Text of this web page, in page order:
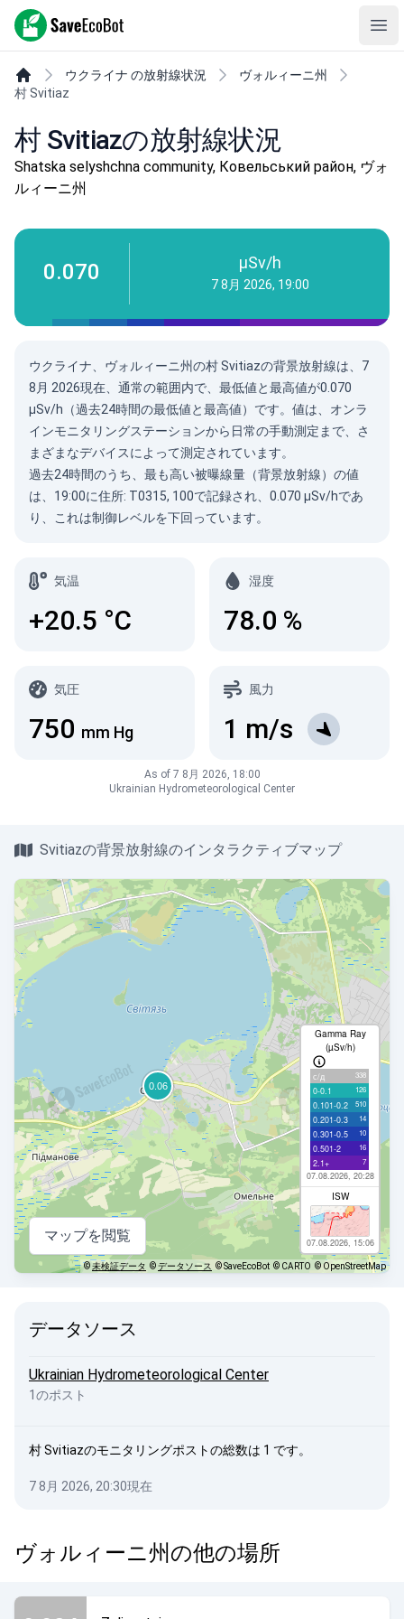
SaveEcoBot
ウクライナ の放射線状況
ヴォルィーニ州
村 Svitiaz
村 Svitiazの放射線状況
Shatska selyshchna community, Ковельський район, ヴォ
ルィーニ州
0.070 µSv/h
7 8月 2026, 19:00
ウクライナ、ヴォルィーニ州の村 Svitiazの背景放射線は、 7
8月 2026現在、通常の範囲内で、最低値と最高値が0.070
µSv/h（過去24時間の最低値と最高値）です。値は、オンラ
インモニタリングステーションから日常の手動測定まで、さ
まざまなデバイスによって測定されています。
過去24時間のうち、最も高い被曝線量（背景放射線）の値
は、19:00に住所: T0315, 100で記録され、0.070 µSv/hであ
り、これは制御レベルを下回っています。
気温
+20.5 °C
湿度
78.0 %
気圧
750 mm Hg
風力
1 m/s
As of 7 8月 2026, 18:00
Ukrainian Hydrometeorological Center
Svitiazの背景放射線のインタラクティブマップ
Gamma Ray
(µSv/h)
с/д 338
0-0.1 126
0.101-0.2 510
0.201-0.3 14
0.301-0.5 10
0.501-2 16
2.1+ 7
07.08.2026, 20:28
ISW
07.08.2026, 15:06
マップを閲覧
©未検証データ ©データソース © SaveEcoBot © CARTO © OpenStreetMap
データソース
Ukrainian Hydrometeorological Center
1のポスト
村 Svitiazのモニタリングポストの総数は 1 です。
7 8月 2026, 20:30現在
ヴォルィーニ州の他の場所